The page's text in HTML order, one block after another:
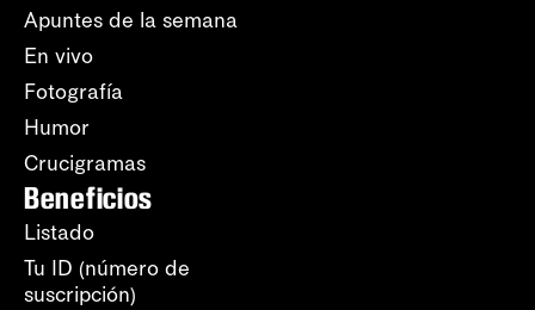
Apuntes de la semana
En vivo
Fotografía
Humor
Crucigramas
Beneficios
Listado
Tu ID (número de
suscripción)